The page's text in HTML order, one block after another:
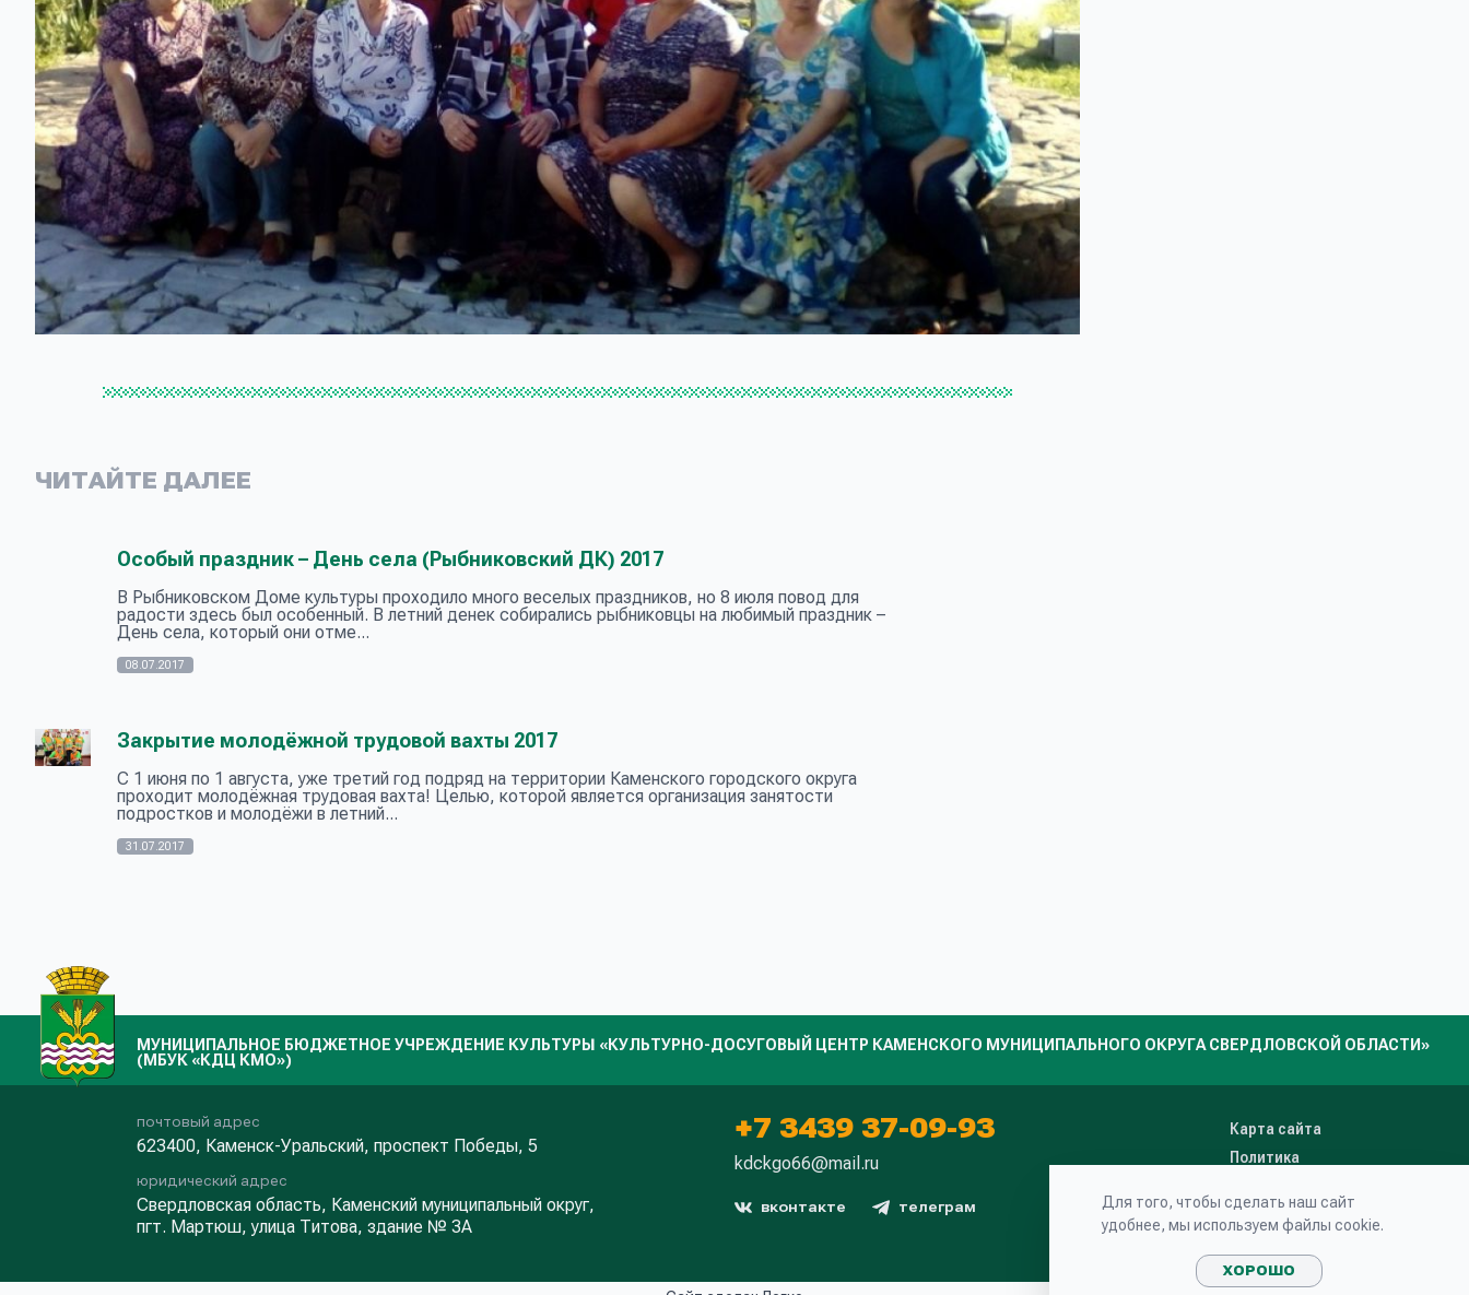
ЧИТАЙТЕ ДАЛЕЕ
Особый праздник – День села (Рыбниковский ДК) 2017
В Рыбниковском Доме культуры проходило много веселых праздников, но 8 июля повод для
радости здесь был особенный. В летний денек собирались рыбниковцы на любимый праздник –
День села, который они отме...
08.07.2017
Закрытие молодёжной трудовой вахты 2017
С 1 июня по 1 августа, уже третий год подряд на территории Каменского городского округа
проходит молодёжная трудовая вахта! Целью, которой является организация занятости
подростков и молодёжи в летний...
31.07.2017
МУНИЦИПАЛЬНОЕ БЮДЖЕТНОЕ УЧРЕЖДЕНИЕ КУЛЬТУРЫ «КУЛЬТУРНО-ДОСУГОВЫЙ ЦЕНТР КАМЕНСКОГО МУНИЦИПАЛЬНОГО ОКРУГА СВЕРДЛОВСКОЙ ОБЛАСТИ»
(МБУК «КДЦ КМО»)
почтовый адрес
623400, Каменск-Уральский, проспект Победы, 5
юридический адрес
Свердловская область, Каменский муниципальный округ,
пгт. Мартюш, улица Титова, здание № 3А
+7 3439 37-09-93
kdckgo66@mail.ru
вконтакте телеграм
Карта сайта
Политика
Пользовательское
соглашение
Для того, чтобы сделать наш сайт
удобнее, мы используем файлы cookie.
ХОРОШО